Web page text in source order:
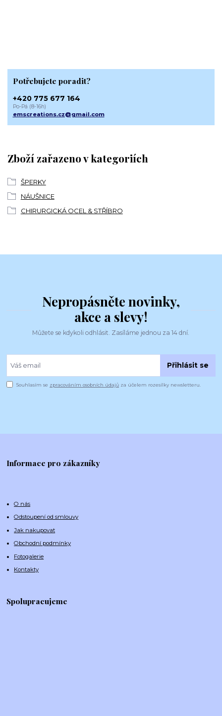
Zboží zařazeno v kategoriích
ŠPERKY
NÁUŠNICE
CHIRURGICKÁ OCEL & STŘÍBRO
Potřebujete poradit?
+420 775 677 164
Po-Pá (8-16h)
emscreations.cz@gmail.com
Nepropásněte novinky,
akce a slevy!
Můžete se kdykoli odhlásit. Zasíláme jednou za 14 dní.
Přihlásit se
Souhlasím se zpracováním osobních údajů za účelem rozesílky newsletteru.
Informace pro zákazníky
O nás
Odstoupení od smlouvy
Jak nakupovat
Obchodní podmínky
Fotogalerie
Kontakty
Spolupracujeme